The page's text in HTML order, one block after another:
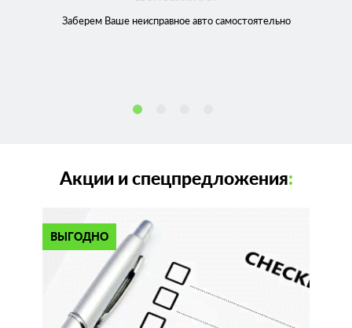
Заберем Ваше неисправноеавто самостоятельно
Акции и спецпредложения:
ВЫГОДНО